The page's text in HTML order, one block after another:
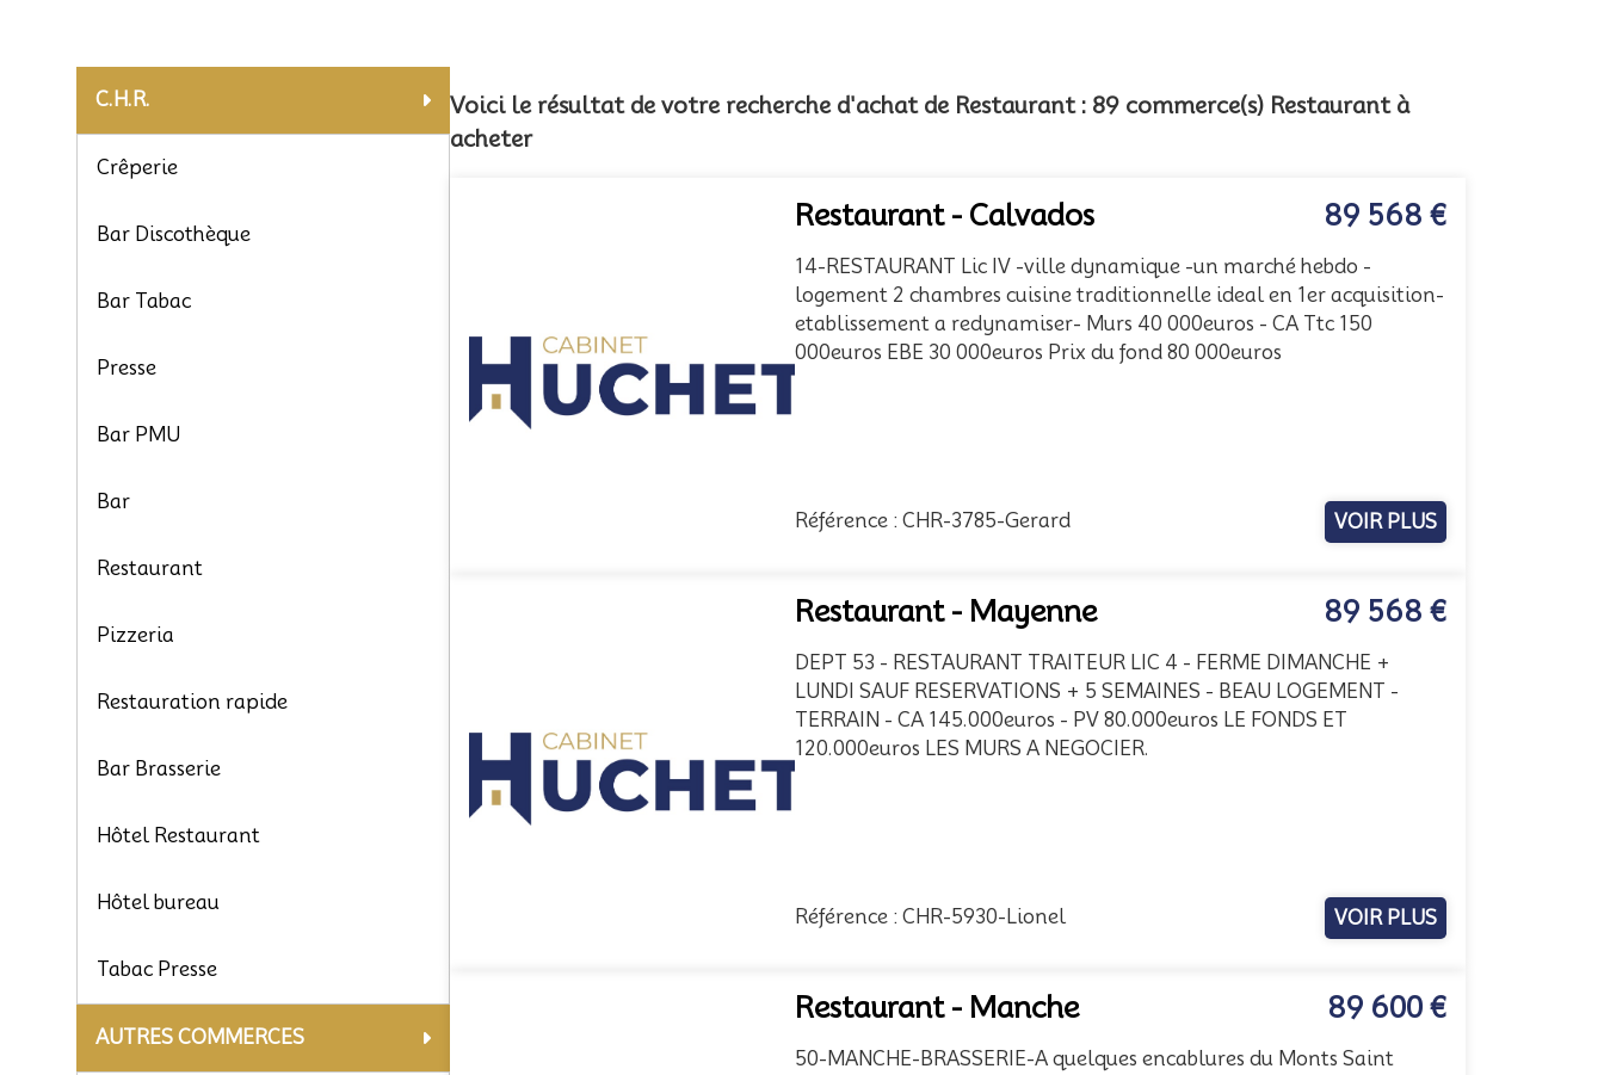
C.H.R.
Crêperie
Bar Discothèque
Bar Tabac
Presse
Bar PMU
Bar
Restaurant
Pizzeria
Restauration rapide
Bar Brasserie
Hôtel Restaurant
Hôtel bureau
Tabac Presse
AUTRES COMMERCES
Voici le résultat de votre recherche d'achat de Restaurant : 89 commerce(s) Restaurant à
acheter
Restaurant - Calvados 89 568 €
14-RESTAURANT Lic IV -ville dynamique -un marché hebdo -
logement 2 chambres cuisine traditionnelle ideal en 1er acquisition-
etablissement a redynamiser- Murs 40 000euros - CA Ttc 150
000euros EBE 30 000euros Prix du fond 80 000euros
Référence : CHR-3785-Gerard VOIR PLUS
Restaurant - Mayenne 89 568 €
DEPT 53 - RESTAURANT TRAITEUR LIC 4 - FERME DIMANCHE +
LUNDI SAUF RESERVATIONS + 5 SEMAINES - BEAU LOGEMENT -
TERRAIN - CA 145.000euros - PV 80.000euros LE FONDS ET
120.000euros LES MURS A NEGOCIER.
Référence : CHR-5930-Lionel VOIR PLUS
Restaurant - Manche 89 600 €
50-MANCHE-BRASSERIE-A quelques encablures du Monts Saint